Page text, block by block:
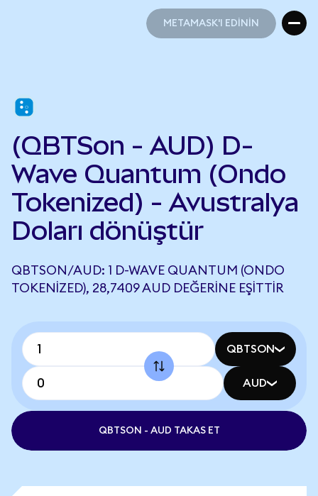
METAMASK'I EDİNİN
(QBTSon - AUD) D-
Wave Quantum (Ondo
Tokenized) - Avustralya
Doları dönüştür
QBTSON/AUD: 1 D-WAVE QUANTUM (ONDO
TOKENIZED), 28,7409 AUD DEĞERINE EŞITTIR
QBTSON
AUD
QBTSON - AUD TAKAS ET